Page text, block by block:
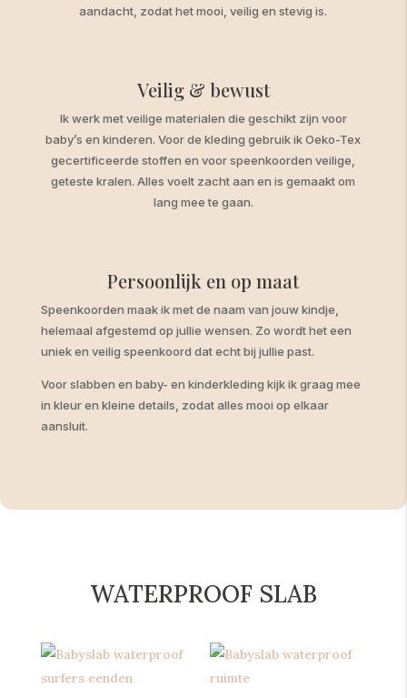
aandacht, zodat het mooi, veilig en stevig is.
Veilig & bewust
Ik werk met veilige materialen die geschikt zijn voor
baby’s en kinderen. Voor de kleding gebruik ik Oeko-Tex
gecertificeerde stoffen en voor speenkoorden veilige,
geteste kralen. Alles voelt zacht aan en is gemaakt om
lang mee te gaan.
Persoonlijk en op maat
Speenkoorden maak ik met de naam van jouw kindje,
helemaal afgestemd op jullie wensen. Zo wordt het een
uniek en veilig speenkoord dat echt bij jullie past.
Voor slabben en baby- en kinderkleding kijk ik graag mee
in kleur en kleine details, zodat alles mooi op elkaar
aansluit.
WATERPROOF SLAB